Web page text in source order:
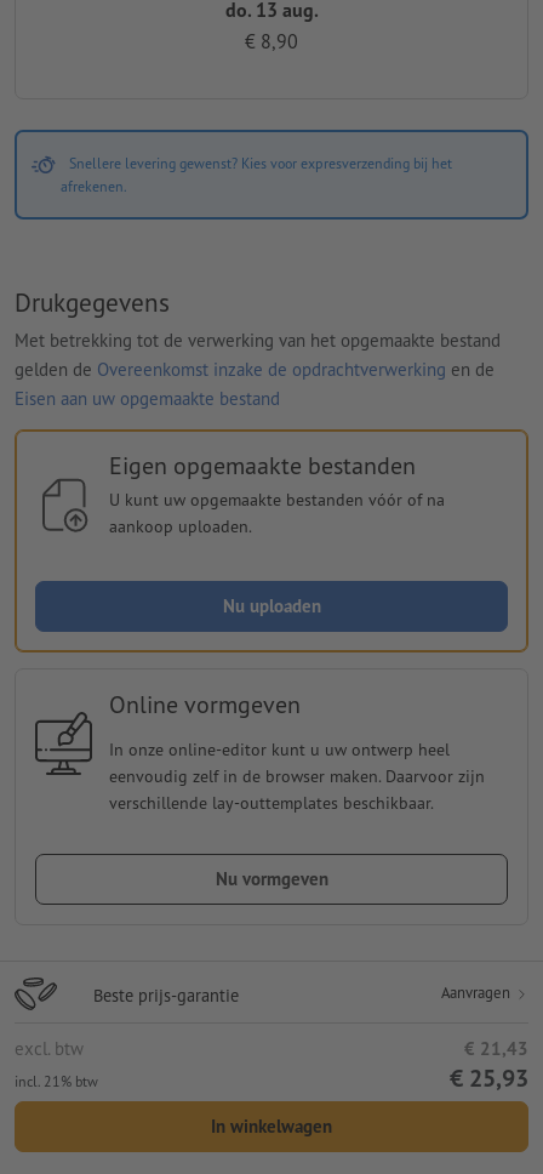
do. 13 aug.
€ 8,90
Snellere levering gewenst? Kies voor expresverzending bij het
afrekenen.
Drukgegevens
Met betrekking tot de verwerking van het opgemaakte bestand
gelden de Overeenkomst inzake de opdrachtverwerking en de
Eisen aan uw opgemaakte bestand
Eigen opgemaakte bestanden
U kunt uw opgemaakte bestanden vóór of na
aankoop uploaden.
Nu uploaden
Online vormgeven
In onze online-editor kunt u uw ontwerp heel
eenvoudig zelf in de browser maken. Daarvoor zijn
verschillende lay-outtemplates beschikbaar.
Nu vormgeven
Beste prijs-garantie Aanvragen
excl. btw € 21,43
incl. 21% btw € 25,93
In winkelwagen